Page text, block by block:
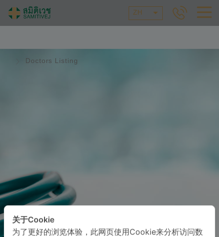
ZH
Doctors Listing
关于Cookie
为了更好的浏览体验，此网页使用Cookie来分析访问数